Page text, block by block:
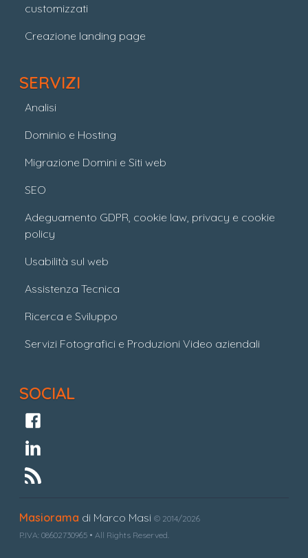
customizzati
Creazione landing page
SERVIZI
Analisi
Dominio e Hosting
Migrazione Domini e Siti web
SEO
Adeguamento GDPR, cookie law, privacy e cookie
policy
Usabilità sul web
Assistenza Tecnica
Ricerca e Sviluppo
Servizi Fotografici e Produzioni Video aziendali
SOCIAL
Masiorama di Marco Masi © 2014/2026
P.IVA: 08602730965 • All Rights Reserved.